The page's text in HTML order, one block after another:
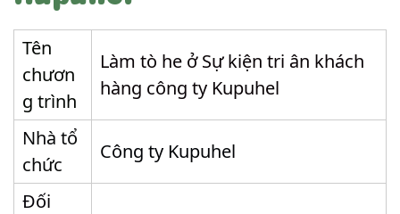
Tên
chươn
g trình
Làm tò he ở Sự kiện tri ân khách
hàng công ty Kupuhel
Nhà tổ
chức
Công ty Kupuhel
Đối